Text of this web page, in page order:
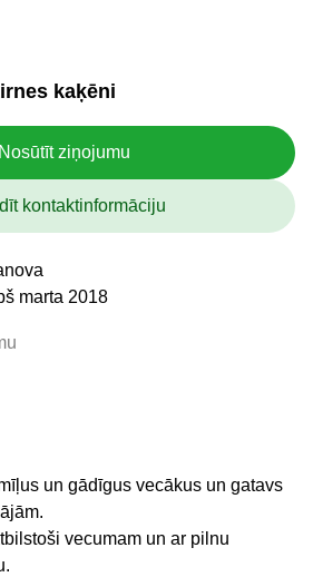
kaķēni
Nosūtīt ziņojumu
kontaktinformāciju
marta 2018
un gādīgus vecākus un gatavs
vecumam un ar pilnu